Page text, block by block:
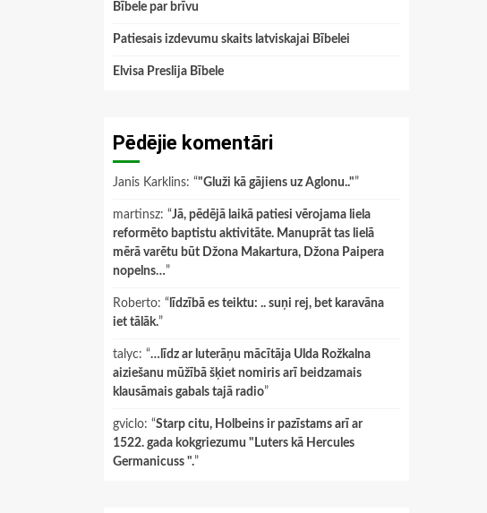
Bībele par brīvu
Patiesais izdevumu skaits latviskajai Bībelei
Elvisa Preslija Bībele
Pēdējie komentāri
Janis Karklins: “"Gluži kā gājiens uz Aglonu.."”
martinsz: “Jā, pēdējā laikā patiesi vērojama liela
reformēto baptistu aktivitāte. Manuprāt tas lielā
mērā varētu būt Džona Makartura, Džona Paipera
nopelns…”
Roberto: “ līdzībā es teiktu: .. suņi rej, bet karavāna
iet tālāk.”
talyc: “…līdz ar luterāņu mācītāja Ulda Rožkalna
aiziešanu mūžībā šķiet nomiris arī beidzamais
klausāmais gabals tajā radio”
gviclo: “Starp citu, Holbeins ir pazīstams arī ar
1522. gada kokgriezumu "Luters kā Hercules
Germanicuss ".”